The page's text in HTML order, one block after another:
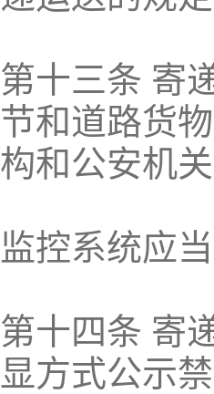
第十三条 寄
节和道路货
构和公安机关
监控系统应
第十四条 寄
显方式公示